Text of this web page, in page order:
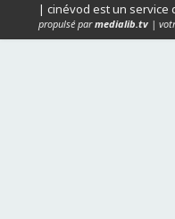
| cinévod est un service
propulsé parmedialib.tv|